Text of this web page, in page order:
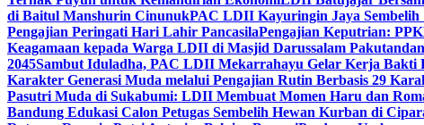
di Baitul Manshurin CinunukPAC LDII Kayuringin Jaya Sembelih
Pengajian Peringati Hari Lahir PancasilaPengajian Keputrian:
Keagamaan kepada Warga LDII di Masjid Darussalam
2045Sambut Iduladha, PAC LDII Mekarrahayu Gelar Kerja Bakti
Karakter Generasi Muda melalui Pengajian Rutin Berbasis 29
Pasutri Muda di Sukabumi: LDII Membuat Momen Haru dan
Bandung Edukasi Calon Petugas Sembelih Hewan Kurban di